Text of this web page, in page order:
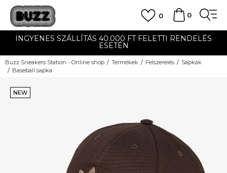
0
0
INGYENES SZÁLLÍTÁS 40.000 FT FELETTI RENDELÉS
ESETÉN
Buzz Sneakers Station - Online shop Termékek Felszerelés
Sapkák
Baseball sapka
NEW